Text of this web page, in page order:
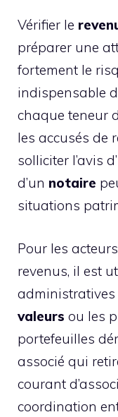
Vérifier le
préparer une
fortement le
indispensable
chaque teneur
les accusés de
solliciter l’avis
d’un notaire
situations
Pour les
revenus, il est
administratives
valeurs ou les
portefeuilles
associé qui
courant
coordination